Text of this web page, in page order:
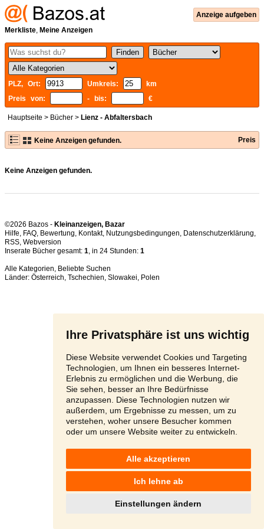
Ihre Privatsphäre ist uns wichtig
Diese Website verwendet Cookies und Targeting
Technologien, um Ihnen ein besseres Internet-
Erlebnis zu ermöglichen und die Werbung, die
Sie sehen, besser an Ihre Bedürfnisse
anzupassen. Diese Technologien nutzen wir
außerdem, um Ergebnisse zu messen, um zu
verstehen, woher unsere Besucher kommen
oder um unsere Website weiter zu entwickeln.
Alle akzeptieren
Ich lehne ab
Einstellungen ändern
Anzeige aufgeben
Merkliste, Meine Anzeigen
PLZ, Ort: Umkreis:
km
Preis von:
- bis: €
Hauptseite > Bücher > Lienz - Abfaltersbach
Keine Anzeigen gefunden. Preis
Keine Anzeigen gefunden.
©2026 Bazos - Kleinanzeigen, Bazar
Hilfe, FAQ, Bewertung, Kontakt, Nutzungsbedingungen, Datenschutzerklärung,
RSS,
Inserate Bücher gesamt: 1, in 24 Stunden: 1
Alle Kategorien, Beliebte Suchen
Länder: Österreich, Tschechien, Slowakei, Polen